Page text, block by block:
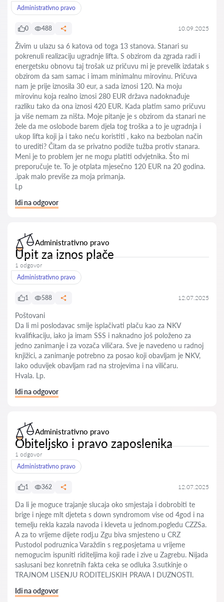
Administrativno pravo
0 488 10.09.2025
Živim u ulazu sa 6 katova od toga 13 stanova. Stanari su
pokrenuli realizaciju ugradnje lifta. S obzirom da zgrada radi i
energetsku obnovu taj trošak uz pričuvu mi je prevelik izdatak s
obzirom da sam samac i imam minimalnu mirovinu. Pričuva
nam je prije iznosila 30 eur, a sada iznosi 120. Na moju
mirovinu koja realno iznosi 280 EUR država nadoknađuje
razliku tako da ona iznosi 420 EUR. Kada platim samo pričuvu
ja više nemam za ništa. Moje pitanje je s obzirom da stanari ne
žele da me oslobode barem djela tog troška a to je ugradnja i
ukop lifta koji ja i tako neću koristiti , kako na bezbolan način
to urediti? Čitam da se privatno podiže tužba protiv stanara.
Meni je to problem jer ne mogu platiti odvjetnika. Što mi
preporučuje te. To je otplata mjesečno 120 EUR na 20 godina.
.ipak malo previše za moja primanja.
Lp
Idi na odgovor
Administrativno pravo
Upit za iznos plače
1 odgovor
Administrativno pravo
1 588 12.07.2025
Poštovani
Da li mi poslodavac smije isplačivati plaču kao za NKV
kvalifikaciju, iako ja imam SSS i naknadno još položeno za
jedno zanimanje i za vozača viličara. Sve je navedeno u radnoj
knjižici, a zanimanje potrebno za posao koji obavljam je NKV,
Iako oduvijek obavljam rad na strojevima i na viličaru.
Hvala. Lp.
Idi na odgovor
Administrativno pravo
Obiteljsko i pravo zaposlenika
1 odgovor
Administrativno pravo
1 362 12.07.2025
Da li je moguce trajanje slucaja oko smjestaja i dobrobiti te
brige i njege mlt djeteta s down syndromom vise od 4god i na
temelju rekla kazala navoda i kleveta u jednom.pogledu CZZSa.
A za to vrijeme dijete rodj.u Zgu biva smjesteno u CRZ
Pustodol podruznica Varaždin s reg.posjetama u vrijeme
nemogucim ispuniti riditeljima koji rade i zive u Zagrebu. Nijada
saslusani bez konretnih fakta ceka se odluka 3.sutkinje o
TRAJNOM LISENJU RODITELJSKIH PRAVA I DUZNOSTI.
Idi na odgovor